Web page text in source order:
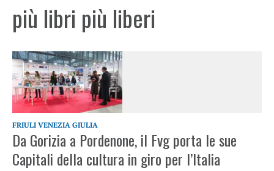
più libri più liberi
FRIULI VENEZIA GIULIA
Da Gorizia a Pordenone, il Fvg porta le sue
Capitali della cultura in giro per l’Italia